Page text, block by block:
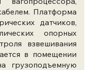
Платформа
датчиков,
опорных
взвешивания
в помещении
грузоподъемную